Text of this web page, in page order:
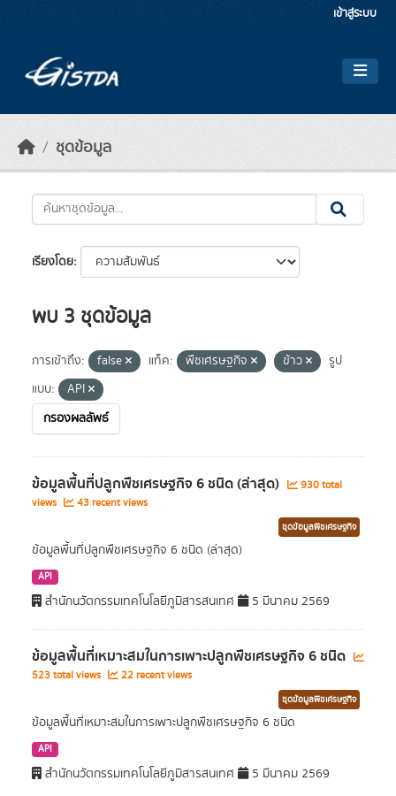
เข้าสู่ระบบ
ชุดข้อมูล
เรียงโดย
พบ 3 ชุดข้อมูล
การเข้าถึง: false แท็ค: พืชเศรษฐกิจ ข้าว
รูป
แบบ:
API
กรองผลลัพธ์
ข้อมูลพื้นที่ปลูกพืชเศรษฐกิจ 6 ชนิด (ล่าสุด)
930 total
views
43 recent views
ชุดข้อมูลพืชเศรษฐกิจ
ข้อมูลพื้นที่ปลูกพืชเศรษฐกิจ 6 ชนิด (ล่าสุด)
API
สำนักนวัตกรรมเทคโนโลยีภูมิสารสนเทศ 5 มีนาคม 2569
ข้อมูลพื้นที่เหมาะสมในการเพาะปลูกพืชเศรษฐกิจ 6 ชนิด
523 total views 22 recent views
ชุดข้อมูลพืชเศรษฐกิจ
ข้อมูลพื้นที่เหมาะสมในการเพาะปลูกพืชเศรษฐกิจ 6 ชนิด
API
สำนักนวัตกรรมเทคโนโลยีภูมิสารสนเทศ 5 มีนาคม 2569